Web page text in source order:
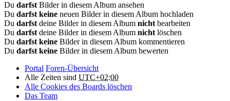
Du darfst Bilder in diesem Album ansehen
Du darfst keine neuen Bilder in diesem Album hochladen
Du darfst deine Bilder in diesem Album nicht bearbeiten
Du darfst deine Bilder in diesem Album nicht löschen
Du darfst keine Bilder in diesem Album kommentieren
Du darfst keine Bilder in diesem Album bewerten
Portal Foren-Übersicht
Alle Zeiten sind UTC+02:00
Alle Cookies des Boards löschen
Das Team